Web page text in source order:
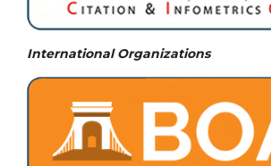
International Organizations